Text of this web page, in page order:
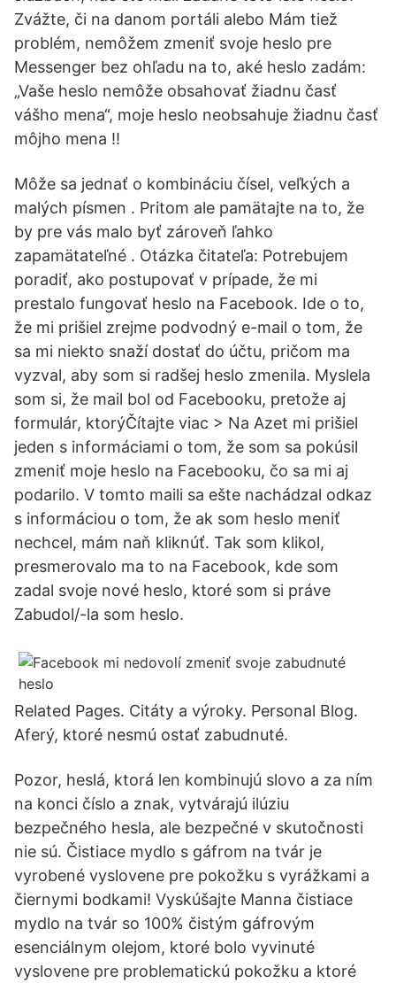
Zvážte, či na danom portáli alebo Mám tiež
problém, nemôžem zmeniť svoje heslo pre
Messenger bez ohľadu na to, aké heslo zadám:
„Vaše heslo nemôže obsahovať žiadnu časť
vášho mena“, moje heslo neobsahuje žiadnu časť
môjho mena !!
Môže sa jednať o kombináciu čísel, veľkých a
malých písmen . Pritom ale pamätajte na to, že
by pre vás malo byť zároveň ľahko
zapamätateľné . Otázka čitateľa: Potrebujem
poradiť, ako postupovať v prípade, že mi
prestalo fungovať heslo na Facebook. Ide o to,
že mi prišiel zrejme podvodný e-mail o tom, že
sa mi niekto snaží dostať do účtu, pričom ma
vyzval, aby som si radšej heslo zmenila. Myslela
som si, že mail bol od Facebooku, pretože aj
formulár, ktorýČítajte viac > Na Azet mi prišiel
jeden s informáciami o tom, že som sa pokúsil
zmeniť moje heslo na Facebooku, čo sa mi aj
podarilo. V tomto maili sa ešte nachádzal odkaz
s informáciou o tom, že ak som heslo meniť
nechcel, mám naň kliknúť. Tak som klikol,
presmerovalo ma to na Facebook, kde som
zadal svoje nové heslo, ktoré som si práve
Zabudol/-la som heslo.
Related Pages. Citáty a výroky. Personal Blog.
Aferý, ktoré nesmú ostať zabudnuté.
Pozor, heslá, ktorá len kombinujú slovo a za ním
na konci číslo a znak, vytvárajú ilúziu
bezpečného hesla, ale bezpečné v skutočnosti
nie sú. Čistiace mydlo s gáfrom na tvár je
vyrobené vyslovene pre pokožku s vyrážkami a
čiernymi bodkami! Vyskúšajte Manna čistiace
mydlo na tvár so 100% čistým gáfrovým
esenciálnym olejom, ktoré bolo vyvinuté
vyslovene pre problematickú pokožku a ktoré